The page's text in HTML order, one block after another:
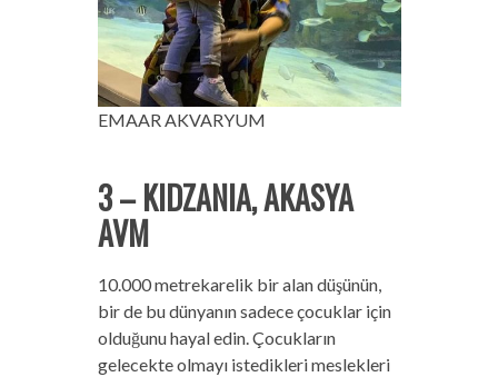
EMAAR AKVARYUM
3 – KIDZANIA, AKASYA
AVM
10.000 metrekarelik bir alan düşünün,
bir de bu dünyanın sadece çocuklar için
olduğunu hayal edin. Çocukların
gelecekte olmayı istedikleri meslekleri